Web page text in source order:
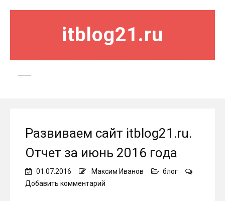
itblog21.ru
Развиваем сайт itblog21.ru.
Отчет за июнь 2016 года
01.07.2016 Максим Иванов
блог
Добавить комментарий